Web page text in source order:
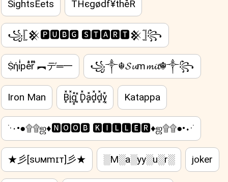
SightsEets THєgødf¥theͣR
꧁𓊈𒆜🅿🆄🅱🅶 🆂🆃🅰🆁🆃𒆜𓊉꧂
Ṩήiͥpeͣrͫ ︻デ═一 ꧁༒☬𝓢𝓾m𝓶𝓲𝓽☬༒꧂
Iron Man B͓̽i͓̽g͓̽ ͓̽D͓̽a͓̽d͓̽d͓̽y͓̽ Katappa
˙·٠•●۩۩ஜ♦🅽🅾🅾🅱 🅺🅸🅻🅻🅴🆁♦ஜ۩۩●•٠·˙
★彡[ꜱᴜᴍmɪᴛ]彡★ ░M░a░yy░u░r░ joker